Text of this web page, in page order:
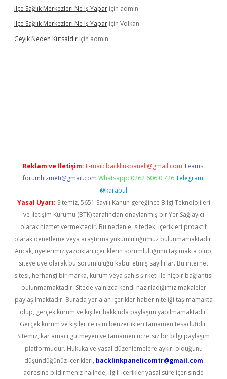
Ilçe Sağlık Merkezleri Ne Iş Yapar için admin
Ilçe Sağlık Merkezleri Ne Iş Yapar için Volkan
Geyik Neden Kutsaldır için admin
Reklam ve İletişim: E-mail: backlinkpaneli@gmail.com Teams:
forumhizmeti@gmail.com Whatsapp: 0262 606 0 726 Telegram:
@karabul
Yasal Uyarı: Sitemiz, 5651 Sayılı Kanun gereğince Bilgi Teknolojileri
ve İletişim Kurumu (BTK) tarafından onaylanmış bir Yer Sağlayıcı
olarak hizmet vermektedir. Bu nedenle, sitedeki içerikleri proaktif
olarak denetleme veya araştırma yükümlülüğümüz bulunmamaktadır.
Ancak, üyelerimiz yazdıkları içeriklerin sorumluluğunu taşımakta olup,
siteye üye olarak bu sorumluluğu kabul etmiş sayılırlar. Bu internet
sitesi, herhangi bir marka, kurum veya şahıs şirketi ile hiçbir bağlantısı
bulunmamaktadır. Sitede yalnızca kendi hazırladığımız makaleler
paylaşılmaktadır. Burada yer alan içerikler haber niteliği taşımamakta
olup, gerçek kurum ve kişiler hakkında paylaşım yapılmamaktadır.
Gerçek kurum ve kişiler ile isim benzerlikleri tamamen tesadüfidir.
Sitemiz, kar amacı gütmeyen ve tamamen ücretsiz bir bilgi paylaşım
platformudur. Hukuka ve yasal düzenlemelere aykırı olduğunu
düşündüğünüz içerikleri, backlinkpanelicomtr@gmail.com
adresine bildirmeniz halinde, ilgili içerikler yasal süre içerisinde